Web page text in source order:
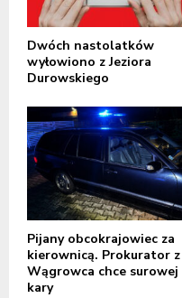
Dwóch nastolatków
wyłowiono z Jeziora
Durowskiego
Pijany obcokrajowiec za
kierownicą. Prokurator z
Wągrowca chce surowej
kary